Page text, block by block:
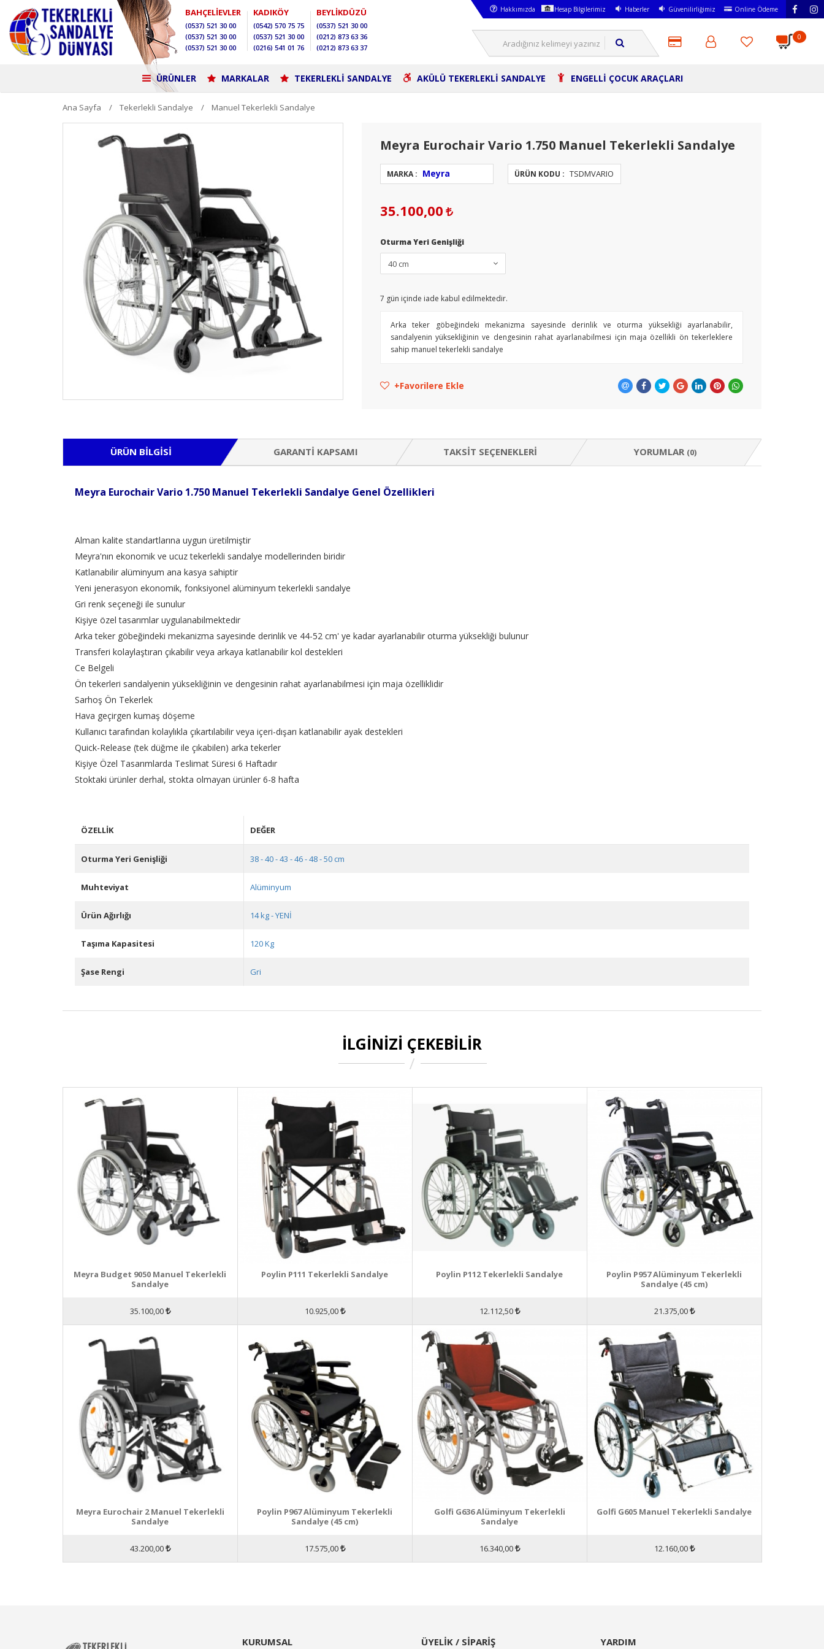
BAHÇELİEVLER
(0537) 521 30 00
(0537) 521 30 00
(0537) 521 30 00
KADIKÖY
(0542) 570 75 75
(0537) 521 30 00
(0216) 541 01 76
BEYLİKDÜZÜ
(0537) 521 30 00
(0212) 873 63 36
(0212) 873 63 37
Hakkımızda Hesap Bilgilerimiz Haberler Güvenilirliğimiz Online Ödeme
0
ÜRÜNLER MARKALAR TEKERLEKLİ SANDALYE AKÜLÜ TEKERLEKLİ SANDALYE ENGELLİ ÇOCUK ARAÇLARI
Ana Sayfa Tekerlekli Sandalye Manuel Tekerlekli Sandalye
Meyra Eurochair Vario 1.750 Manuel Tekerlekli Sandalye
MARKA : Meyra ÜRÜN KODU : TSDMVARIO
35.100,00
Oturma Yeri Genişliği
7 gün içinde iade kabul edilmektedir.
Arka teker göbeğindeki mekanizma sayesinde derinlik ve oturma yüksekliği ayarlanabilir,
sandalyenin yüksekliğinin ve dengesinin rahat ayarlanabilmesi için maja özellikli ön tekerleklere
sahip manuel tekerlekli sandalye
Favorilere Ekle
ÜRÜN BILGISI GARANTI KAPSAMI TAKSIT SEÇENEKLERI YORUMLAR (0)
Meyra Eurochair Vario 1.750 Manuel Tekerlekli Sandalye Genel Özellikleri
Alman kalite standartlarına uygun üretilmiştir
Meyra'nın ekonomik ve ucuz tekerlekli sandalye modellerinden biridir
Katlanabilir alüminyum ana kasya sahiptir
Yeni jenerasyon ekonomik, fonksiyonel alüminyum tekerlekli sandalye
Gri renk seçeneği ile sunulur
Kişiye özel tasarımlar uygulanabilmektedir
Arka teker göbeğindeki mekanizma sayesinde derinlik ve 44-52 cm' ye kadar ayarlanabilir oturma yüksekliği bulunur
Transferi kolaylaştıran çıkabilir veya arkaya katlanabilir kol destekleri
Ce Belgeli
Ön tekerleri sandalyenin yüksekliğinin ve dengesinin rahat ayarlanabilmesi için maja özelliklidir
Sarhoş Ön Tekerlek
Hava geçirgen kumaş döşeme
Kullanıcı tarafından kolaylıkla çıkartılabilir veya içeri-dışarı katlanabilir ayak destekleri
Quick-Release (tek düğme ile çıkabilen) arka tekerler
Kişiye Özel Tasarımlarda Teslimat Süresi 6 Haftadır
Stoktaki ürünler derhal, stokta olmayan ürünler 6-8 hafta
ÖZELLIK DEĞER
Oturma Yeri Genişliği 38 - 40 - 43 - 46 - 48 - 50 cm
Muhteviyat Alüminyum
Ürün Ağırlığı 14 kg - YENİ
Taşıma Kapasitesi 120 Kg
Şase Rengi Gri
İLGINIZI ÇEKEBILIR
Meyra Budget 9050 Manuel Tekerlekli
Sandalye
35.100,00
Poylin P111 Tekerlekli Sandalye
10.925,00
Poylin P112 Tekerlekli Sandalye
12.112,50
Poylin P957 Alüminyum Tekerlekli
Sandalye (45 cm)
21.375,00
Meyra Eurochair 2 Manuel Tekerlekli
Sandalye
43.200,00
Poylin P967 Alüminyum Tekerlekli
Sandalye (45 cm)
17.575,00
Golfi G636 Alüminyum Tekerlekli
Sandalye
16.340,00
Golfi G605 Manuel Tekerlekli Sandalye
12.160,00
KURUMSAL ÜYELİK / SİPARİŞ YARDIM